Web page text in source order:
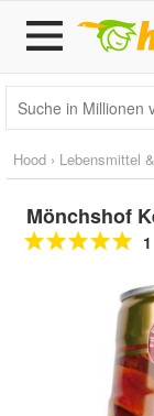
Hood › Lebensmittel
Mönchshof
1